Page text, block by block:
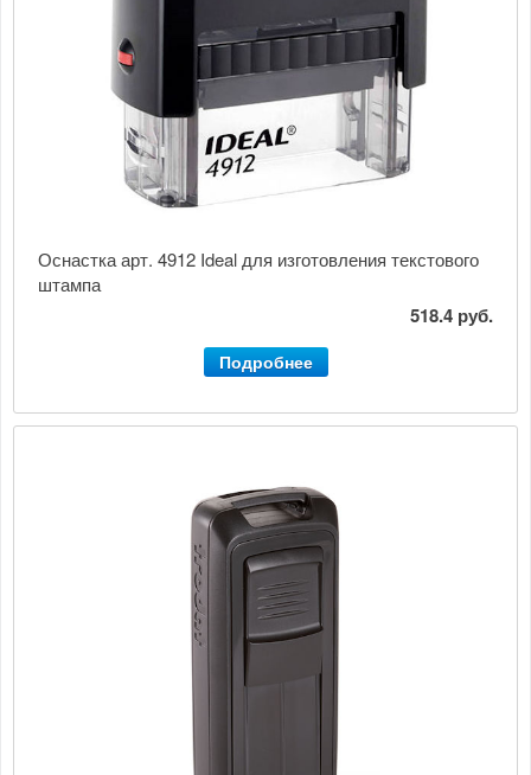
Оснастка арт. 4912 Ideal для изготовления текстового
штампа
518.4 руб.
Подробнее